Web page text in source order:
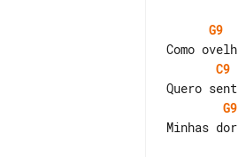
G9
C9
G9